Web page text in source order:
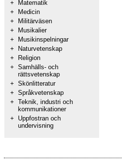
+
Matematik
+
Medicin
+
Militärväsen
+
Musikalier
+
Musikinspelningar
+
Naturvetenskap
+
Religion
+ Samhälls- och
rättsvetenskap
+ Skönlitteratur
+ Språkvetenskap
+ Teknik, industri och
kommunikationer
+
Uppfostran och
undervisning